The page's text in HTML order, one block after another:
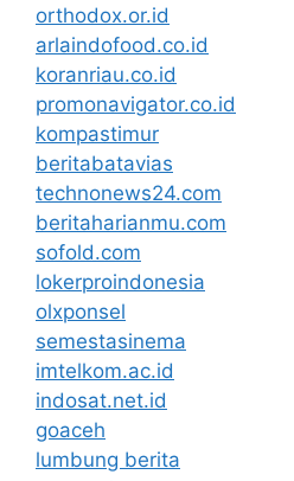
orthodox.or.id
arlaindofood.co.id
koranriau.co.id
promonavigator.co.id
kompastimur
beritabatavias
technonews24.com
beritaharianmu.com
sofold.com
lokerproindonesia
olxponsel
semestasinema
imtelkom.ac.id
indosat.net.id
goaceh
lumbung berita